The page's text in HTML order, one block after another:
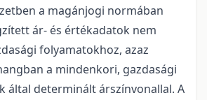
a magánjogi normában
ár- és értékadatok nem
folyamatokhoz, azaz
a mindenkori, gazdasági
által determinált árszínvonallal. A